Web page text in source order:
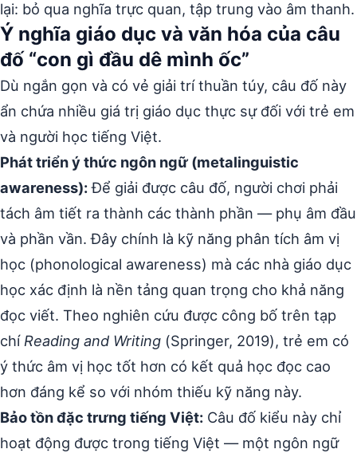
lại: bỏ qua nghĩa trực quan, tập trung vào âm thanh.
Ý nghĩa giáo dục và văn hóa của câu
đố “con gì đầu dê mình ốc”
Dù ngắn gọn và có vẻ giải trí thuần túy, câu đố này
ẩn chứa nhiều giá trị giáo dục thực sự đối với trẻ em
và người học tiếng Việt.
Phát triển ý thức ngôn ngữ (metalinguistic
awareness):Để giải được câu đố, người chơi phải
tách âm tiết ra thành các thành phần — phụ âm đầu
và phần vần. Đây chính là kỹ năng phân tích âm vị
học (phonological awareness) mà các nhà giáo dục
học xác định là nền tảng quan trọng cho khả năng
đọc viết. Theo nghiên cứu được công bố trên tạp
chí Reading and Writing (Springer, 2019), trẻ em có
ý thức âm vị học tốt hơn có kết quả học đọc cao
hơn đáng kể so với nhóm thiếu kỹ năng này.
Bảo tồn đặc trưng tiếng Việt: Câu đố kiểu này chỉ
hoạt động được trong tiếng Việt — một ngôn ngữ